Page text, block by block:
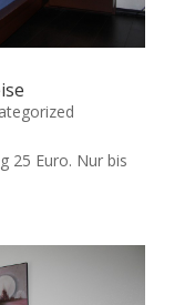
25 Euro. Nur bis